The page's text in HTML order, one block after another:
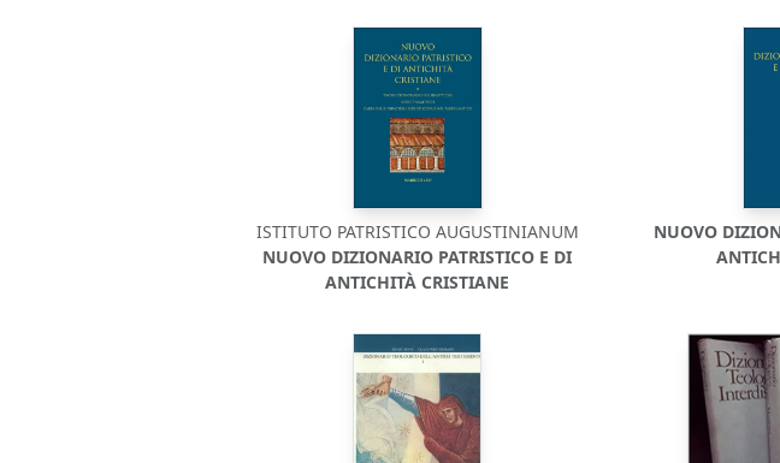
ISTITUTO PATRISTICO AUGUSTINIANUM
NUOVO DIZIONARIO PATRISTICO E DI
ANTICHITÀ CRISTIANE
NUOVO